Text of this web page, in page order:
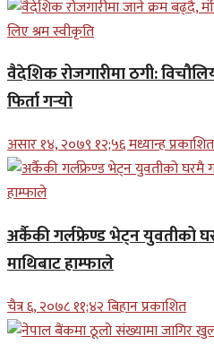
वैदेशिक रोजगारीमा ठगी:
फिर्ता गर्‍यो
असार १४, २०७९ १२;५६ मध्यान्ह प्रकाशित
अर्कैकी गर्लफ्रेण्ड भेट्न
माथिबाट हाम्फाले
चैत्र ६, २०७८ ११;४२ बिहान प्रकाशित